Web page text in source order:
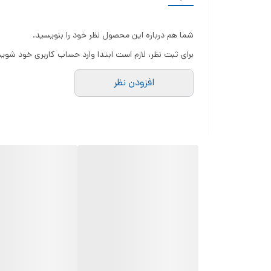
شما هم درباره این محصول نظر خود را بنویسید.
برای ثبت نظر، لازم است ابتدا وارد حساب کاربری خود
افزودن نظر